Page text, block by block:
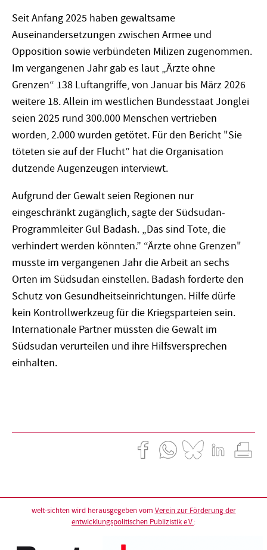
Seit Anfang 2025 haben gewaltsame
Auseinandersetzungen zwischen Armee und
Opposition sowie verbündeten Milizen zugenommen.
Im vergangenen Jahr gab es laut „Ärzte ohne
Grenzen“ 138 Luftangriffe, von Januar bis März 2026
weitere 18. Allein im westlichen Bundesstaat Jonglei
seien 2025 rund 300.000 Menschen vertrieben
worden, 2.000 wurden getötet. Für den Bericht "Sie
töteten sie auf der Flucht” hat die Organisation
dutzende Augenzeugen interviewt.
Aufgrund der Gewalt seien Regionen nur
eingeschränkt zugänglich, sagte der Südsudan-
Programmleiter Gul Badash. „Das sind Tote, die
verhindert werden könnten.” “Ärzte ohne Grenzen"
musste im vergangenen Jahr die Arbeit an sechs
Orten im Südsudan einstellen. Badash forderte den
Schutz von Gesundheitseinrichtungen. Hilfe dürfe
kein Kontrollwerkzeug für die Kriegsparteien sein.
Internationale Partner müssten die Gewalt im
Südsudan verurteilen und ihre Hilfsversprechen
einhalten.
welt-sichten wird herausgegeben vom Verein zur Förderung der
entwicklungspolitischen Publizistik e.V.: